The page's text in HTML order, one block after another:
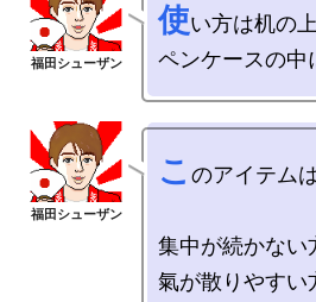
使い方は机の
こ のアイテム
集中が続かない
氣が散りやすい